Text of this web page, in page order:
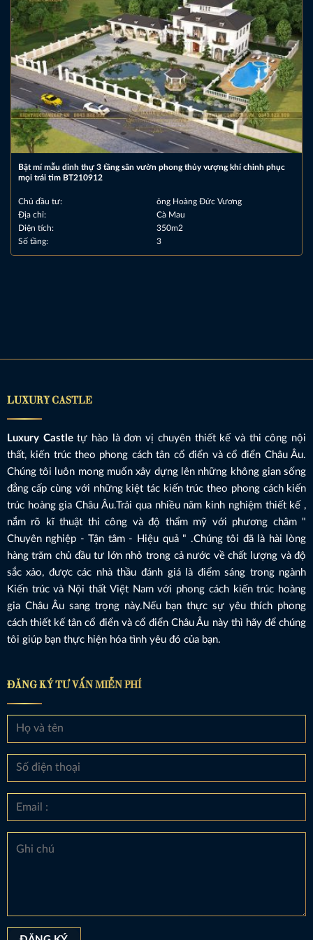
Bật mí mẫu dinh thự 3 tầng sân vườn phong thủy vượng khí chinh phục
mọi trái tim BT210912
Chủ đầu tư:
ông Hoàng Đức Vương
Địa chỉ:
Cà Mau
Diện tích:
350m2
Số tầng:
3
LUXURY CASTLE
Luxury Castletự hào là đơn vị chuyên thiết kế và thi công nội
thất, kiến trúc theo phong cách tân cổ điển và cổ điển Châu Âu.
Chúng tôi luôn mong muốn xây dựng lên những không gian sống
đẳng cấp cùng với những kiệt tác kiến trúc theo phong cách kiến
trúc hoàng gia Châu Âu.Trải qua nhiều năm kinh nghiệm thiết kế ,
nắm rõ kĩ thuật thi công và độ thẩm mỹ với phương châm "
Chuyên nghiệp - Tận tâm - Hiệu quả " .Chúng tôi đã là hài lòng
hàng trăm chủ đầu tư lớn nhỏ trong cả nước về chất lượng và độ
sắc xảo, được các nhà thầu đánh giá là điểm sáng trong ngành
Kiến trúc và Nội thất Việt Nam với phong cách kiến trúc hoàng
gia Châu Âu sang trọng này.Nếu bạn thực sự yêu thích phong
cách thiết kế tân cổ điển và cổ điển Châu Âu này thì hãy để chúng
tôi giúp bạn thực hiện hóa tình yêu đó của bạn.
ĐĂNG KÝ TƯ VẤN MIỄN PHÍ